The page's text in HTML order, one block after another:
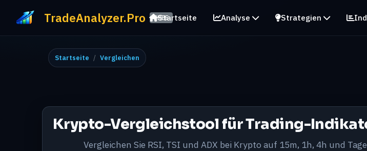
TradeAnalyzer.Pro FREE
Startseite Analyse Strategien
Startseite Vergleichen
Krypto-Vergleichstool für Trading-
Vergleichen Sie RSI, TSI und ADX bei Krypto auf 15m, 1h, 4h und